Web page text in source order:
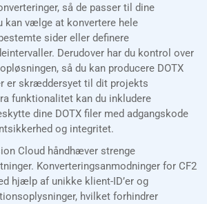
så de passer til dine
kan vælge at konvertere hele
sider eller definere
Derudover har du kontrol over
så du kan producere DOTX
er skræddersyet til dit projekts
funktionalitet kan du inkludere
dine DOTX filer med adgangskode
og integritet.
Cloud håndhæver strenge
Konverteringsanmodninger for CF2
hjælp af unikke klient-ID’er og
hvilket forhindrer